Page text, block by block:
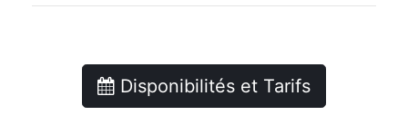
Disponibilités et Tarifs